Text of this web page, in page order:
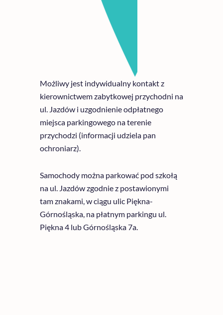
Możliwy jest indywidualny kontakt z
kierownictwem zabytkowej przychodni na
ul. Jazdów i uzgodnienie odpłatnego
miejsca parkingowego na terenie
przychodzi (informacji udziela pan
ochroniarz).
Samochody można parkować pod szkołą
na ul. Jazdów zgodnie z postawionymi
tam znakami, w ciągu ulic Piękna-
Górnośląska, na płatnym parkingu ul.
Piękna 4 lub Górnośląska 7a.